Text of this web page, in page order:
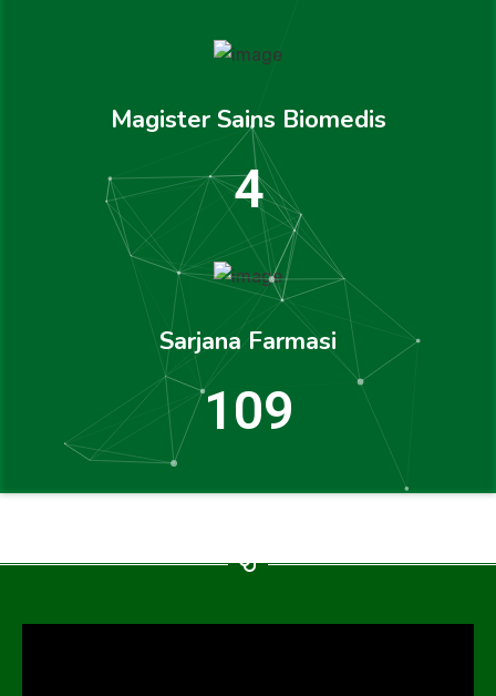
Magister Sains Biomedis
5
Sarjana Farmasi
119